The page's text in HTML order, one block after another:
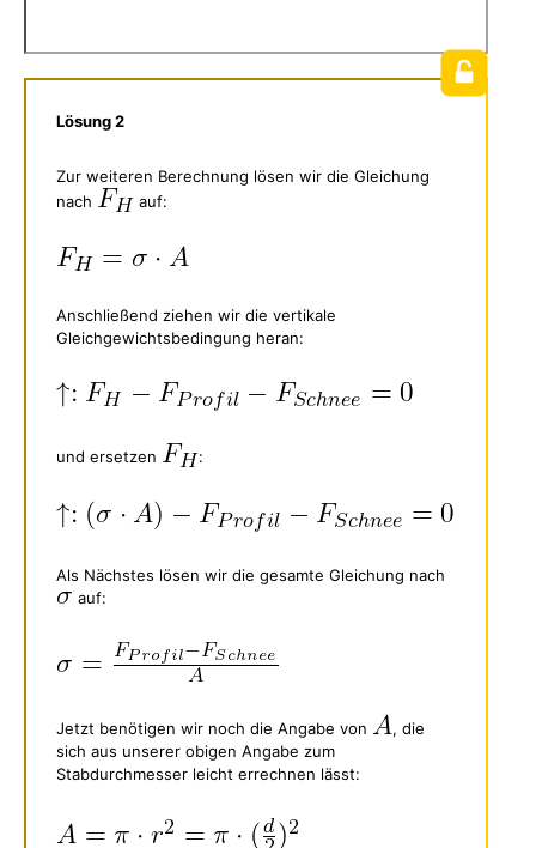
Lösung 2
Zur weiteren Berechnung lösen wir die Gleichung
nach
auf:
Anschließend ziehen wir die vertikale
Gleichgewichtsbedingung heran:
und ersetzen :
Als Nächstes lösen wir die gesamte Gleichung nach
auf:
Jetzt benötigen wir noch die Angabe von
, die
sich aus unserer obigen Angabe zum
Stabdurchmesser leicht errechnen lässt: